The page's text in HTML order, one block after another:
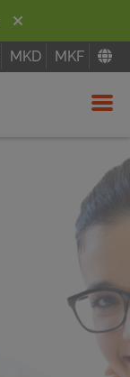
MKD MKF